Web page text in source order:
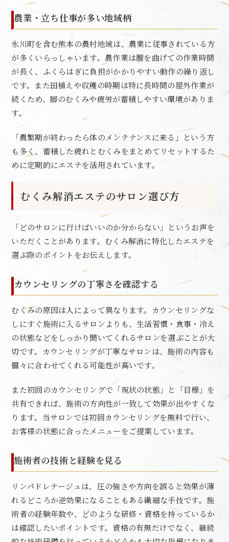
農業・立ち仕事が多い地域柄
氷川町を含む熊本の農村地域は、農業に従事されている方
が多くいらっしゃいます。農作業は腰を曲げての作業時間
が長く、ふくらはぎに負担がかかりやすい動作の繰り返し
です。また田植えや収穫の時期は特に長時間の屋外作業が
続くため、脚のむくみや疲労が蓄積しやすい環境がありま
す。
「農繁期が終わったら体のメンテナンスに来る」という方
も多く、蓄積した疲れとむくみをまとめてリセットするた
めに定期的にエステを活用されています。
むくみ解消エステのサロン選び方
「どのサロンに行けばいいのか分からない」というお声を
いただくことがあります。むくみ解消に特化したエステを
選ぶ際のポイントをお伝えします。
カウンセリングの丁寧さを確認する
むくみの原因は人によって異なります。カウンセリングな
しにすぐ施術に入るサロンよりも、生活習慣・食事・冷え
の状態などをしっかり聞いてくれるサロンを選ぶことが大
切です。カウンセリングが丁寧なサロンは、施術の内容も
個々に合わせてくれる可能性が高いです。
また初回のカウンセリングで「現状の状態」と「目標」を
共有できれば、施術の方向性が一致して効果が出やすくな
ります。当サロンでは初回カウンセリングを無料で行い、
お客様の状態に合ったメニューをご提案しています。
施術者の技術と経験を見る
リンパドレナージュは、圧の強さや方向を誤ると効果が薄
れるどころか逆効果になることもある繊細な手技です。施
術者の経験年数や、どのような研修・資格を持っているか
は確認したいポイントです。資格の有無だけでなく、継続